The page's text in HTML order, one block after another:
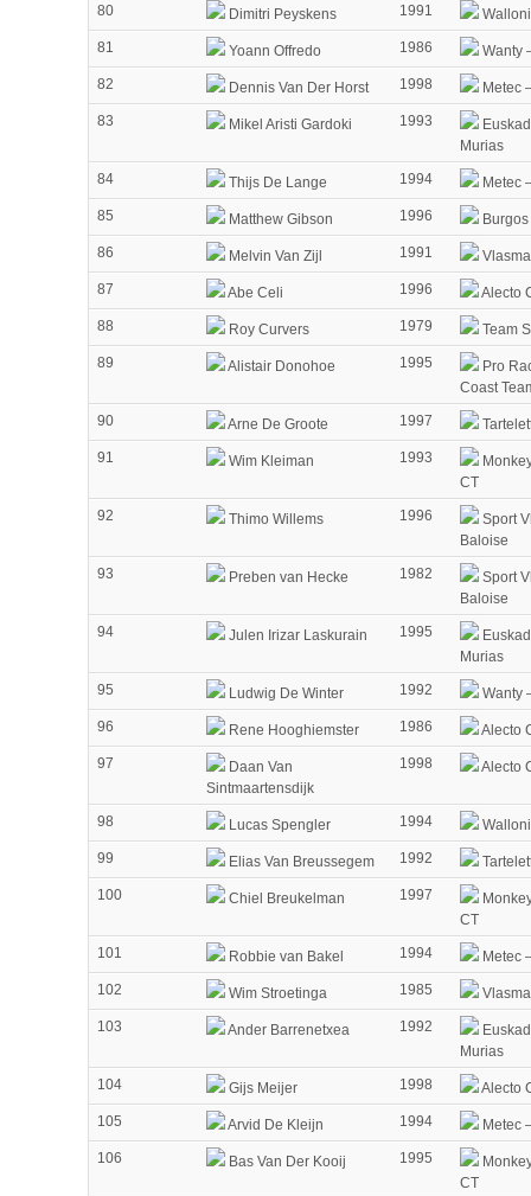
80
Dimitri Peyskens 1991
81
Yoann Offredo 1986
Wanty
82
Dennis Van Der Horst 1998
Metec
83
Mikel Aristi Gardoki 1993
Murias
84
Thijs De Lange 1994
Metec
85
Matthew Gibson 1996
86
Melvin Van Zijl 1991
87
Abe Celi 1996
Alecto
88
Roy Curvers 1979
Team
89
Alistair Donohoe 1995
Pro
Coast
90
Arne De Groote 1997
91
Wim Kleiman 1993
CT
92
Thimo Willems 1996
Sport
Baloise
93
Preben van Hecke 1982
Sport
Baloise
94
Julen Irizar Laskurain 1995
Murias
95
Ludwig De Winter 1992
Wanty
96
Rene Hooghiemster 1986
Alecto
97
Daan Van
Sintmaartensdijk
1998 Alecto
98 Lucas Spengler 1994
99
Elias Van Breussegem 1992
100
Chiel Breukelman 1997
CT
101
Robbie van Bakel 1994
Metec
102
Wim Stroetinga 1985
103
Ander Barrenetxea 1992
Murias
104
Gijs Meijer 1998
Alecto
105
Arvid De Kleijn 1994
Metec
106
Bas Van Der Kooij 1995
CT